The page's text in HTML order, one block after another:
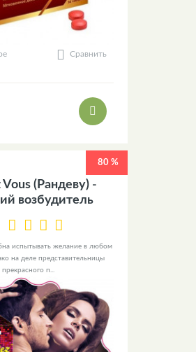
Сравнить
80 %
Vous (Рандеву) -
возбудитель
испытывать желание в любом
на деле представительницы
прекрасного п...